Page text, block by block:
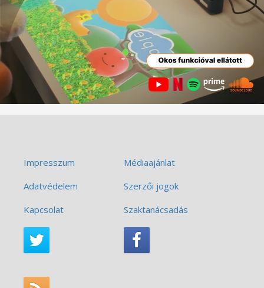
Impresszum
Médiaajánlat
Adatvédelem
Szerzői jogok
Kapcsolat
Szaktanácsadás